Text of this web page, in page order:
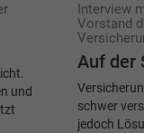
und
Interview
Vorstand
Auf der
schwer
jedoch